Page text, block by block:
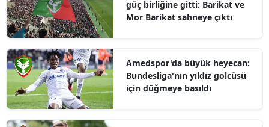
güç birliğine gitti: Barikat ve
Mor Barikat sahneye çıktı
Amedspor'da büyük heyecan:
Bundesliga'nın yıldız golcüsü
için düğmeye basıldı